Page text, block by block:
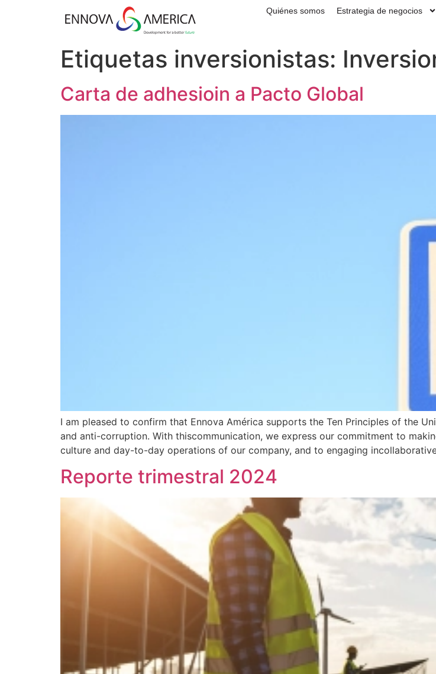
Quiénes somos Estrategia de negocios
Etiquetas inversionistas:
Carta de adhesioin a Pacto Global
I am pleased to confirm that Ennova América supports the Ten Principles of the
and anti-corruption. With thiscommunication, we express our commitment to
culture and day-to-day operations of our company, and to engaging
Reporte trimestral 2024